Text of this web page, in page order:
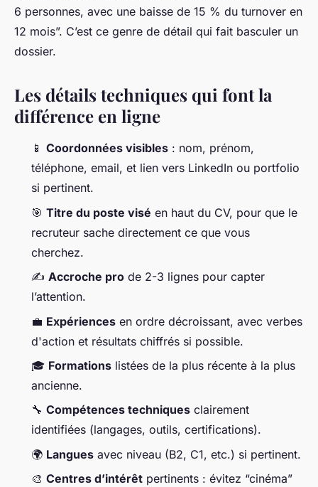
6 personnes, avec une baisse de 15 % du turnover en
12 mois”. C’est ce genre de détail qui fait basculer un
dossier.
Les détails techniques qui font la
différence en ligne
📱 Coordonnées visibles : nom, prénom,
téléphone, email, et lien vers LinkedIn ou portfolio
si pertinent.
🎯 Titre du poste visé en haut du CV, pour que le
recruteur sache directement ce que vous
cherchez.
✍️ Accroche pro de 2-3 lignes pour capter
l’attention.
💼 Expériences en ordre décroissant, avec verbes
d'action et résultats chiffrés si possible.
🎓 Formations listées de la plus récente à la plus
ancienne.
🔧 Compétences techniques clairement
identifiées (langages, outils, certifications).
🌍 Langues avec niveau (B2, C1, etc.) si pertinent.
🎨 Centres d’intérêt pertinents : évitez “cinéma”